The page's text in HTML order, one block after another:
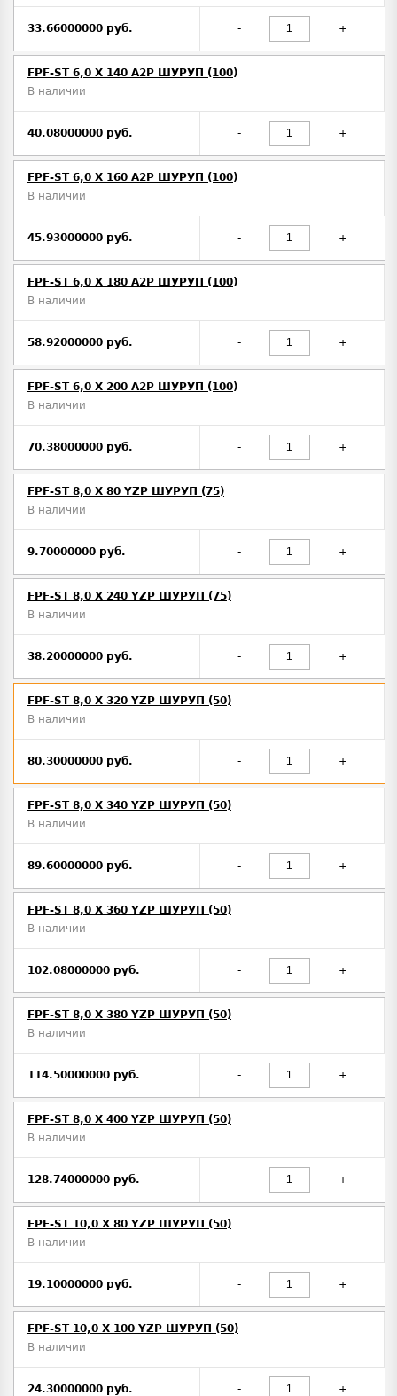
33.66000000 руб. - +
FPF-ST 6,0 X 140 A2P ШУРУП (100)
В наличии
40.08000000 руб. - +
FPF-ST 6,0 X 160 A2P ШУРУП (100)
В наличии
45.93000000 руб. - +
FPF-ST 6,0 X 180 A2P ШУРУП (100)
В наличии
58.92000000 руб. - +
FPF-ST 6,0 X 200 A2P ШУРУП (100)
В наличии
70.38000000 руб. - +
FPF-ST 8,0 X 80 YZP ШУРУП (75)
В наличии
9.70000000 руб. - +
FPF-ST 8,0 X 240 YZP ШУРУП (75)
В наличии
38.20000000 руб. - +
FPF-ST 8,0 X 320 YZP ШУРУП (50)
В наличии
80.30000000 руб. - +
FPF-ST 8,0 X 340 YZP ШУРУП (50)
В наличии
89.60000000 руб. - +
FPF-ST 8,0 X 360 YZP ШУРУП (50)
В наличии
102.08000000 руб. - +
FPF-ST 8,0 X 380 YZP ШУРУП (50)
В наличии
114.50000000 руб. - +
FPF-ST 8,0 X 400 YZP ШУРУП (50)
В наличии
128.74000000 руб. - +
FPF-ST 10,0 X 80 YZP ШУРУП (50)
В наличии
19.10000000 руб. - +
FPF-ST 10,0 X 100 YZP ШУРУП (50)
В наличии
24.30000000 руб. - +